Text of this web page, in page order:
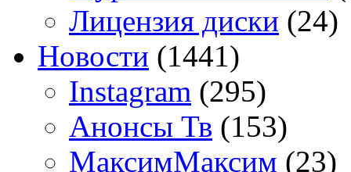
Лицензия диски (24)
Новости (1441)
Instagram (295)
Анонсы Тв (153)
МаксимМаксим (23)